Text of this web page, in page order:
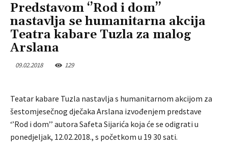
Predstavom ‘’Rod i dom’’
nastavlja se humanitarna akcija
Teatra kabare Tuzla za malog
Arslana
09.02.2018 129
Teatar kabare Tuzla nastavlja s humanitarnom akcijom za
šestomjesečnog dječaka Arslana izvođenjem predstave
‘’Rod i dom’’ autora Safeta Sijarića koja će se odigrati u
ponedjeljak, 12.02.2018., s početkom u 19 30 sati.